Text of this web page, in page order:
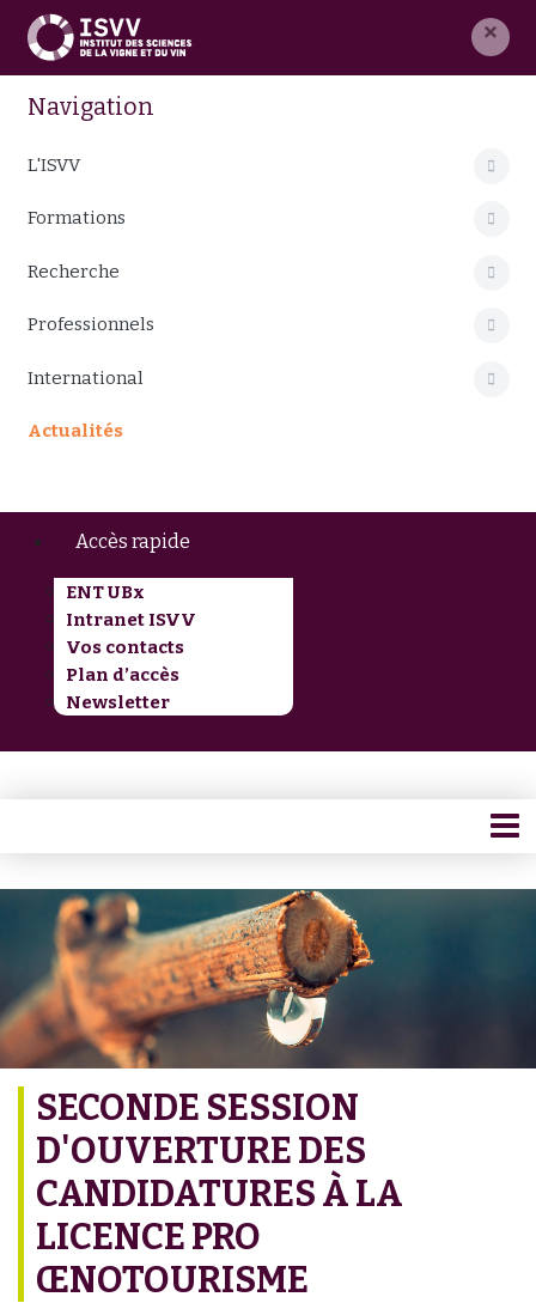
×
Navigation
L'ISVV
Formations
Recherche
Professionnels
International
Actualités
Accès rapide
ENT UBx
Intranet ISVV
Vos contacts
Plan d’accès
Newsletter
SECONDE SESSION
D'OUVERTURE DES
CANDIDATURES À LA
LICENCE PRO
ŒNOTOURISME